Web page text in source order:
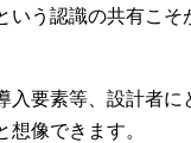
う認識の共有こそ
要素等、設計者に
像できます。